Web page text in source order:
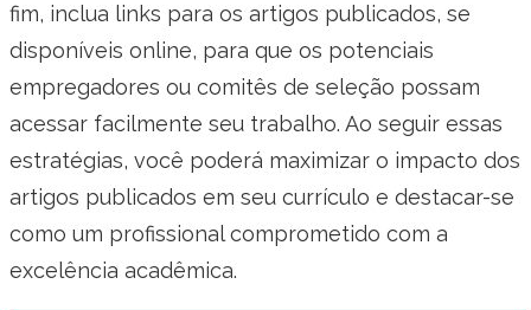
fim, inclua links para os artigos publicados, se
disponíveis online, para que os potenciais
empregadores ou comitês de seleção possam
acessar facilmente seu trabalho. Ao seguir essas
estratégias, você poderá maximizar o impacto dos
artigos publicados em seu currículo e destacar-se
como um profissional comprometido com a
excelência acadêmica.